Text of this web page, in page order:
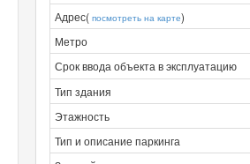
Адрес( посмотреть на карте)
Метро
Срок ввода объекта в эксплуатацию
Тип здания
Этажность
Тип и описание паркинга